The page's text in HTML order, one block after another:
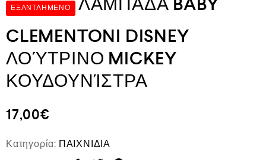
ΕΞΑΝΤΛΗΜΈΝΟ
CLEMENTONI DISNEY
ΛΟΎΤΡΙΝΟ MICKEY
ΚΟΥΔΟΥΝΊΣΤΡΑ
17,00€
Κατηγορία: ΠΑΙΧΝΙΔΙΑ